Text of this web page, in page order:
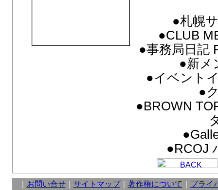
●札幌
●CLUB
●事務局日記
●新メ
●イベント
●
●BROWN
●RCOJ
お問い合せ｜ サイトマップ｜ 著作権について
プライ